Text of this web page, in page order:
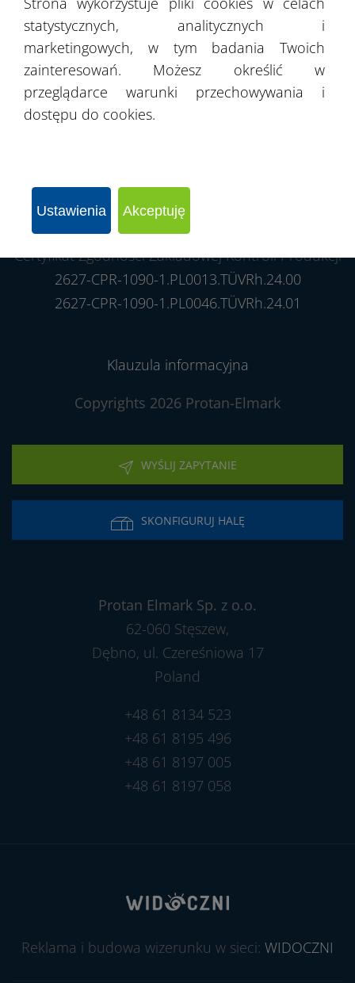
Sygnalistów
Certyfikat Zgodności Zakładowej Kontroli Produkcji
2627-CPR-1090-1.PL0013.TÜVRh.24.00
2627-CPR-1090-1.PL0046.TÜVRh.24.01
Klauzula informacyjna
Copyrights 2026 Protan-Elmark
WYŚLIJ ZAPYTANIE
SKONFIGURUJ HALĘ
Protan Elmark Sp. z o.o.
62-060 Stęszew,
Dębno, ul. Czereśniowa 17
Poland
+48 61 8134 523
+48 61 8195 496
+48 61 8197 005
+48 61 8197 058
Reklama i budowa wizerunku w sieci: WIDOCZNI
statystycznych, analitycznych i
marketingowych, w tym badania Twoich
zainteresowań. Możesz określić w
przeglądarce warunki przechowywania i
dostępu do cookies.
Ustawienia Akceptuję